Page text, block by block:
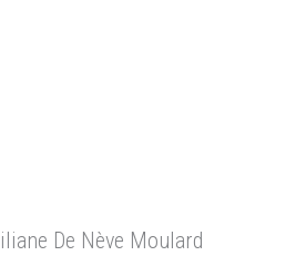
De Nève Moulard